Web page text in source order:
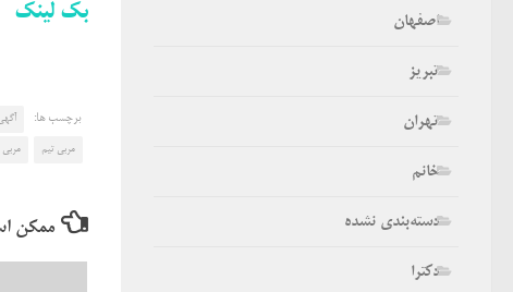
بک لینک
برچسب ها:
مربی تیم مربی
ممکن
اصفهان
تبریز
تهران
خانم
دسته‌بندی نشده
دکترا